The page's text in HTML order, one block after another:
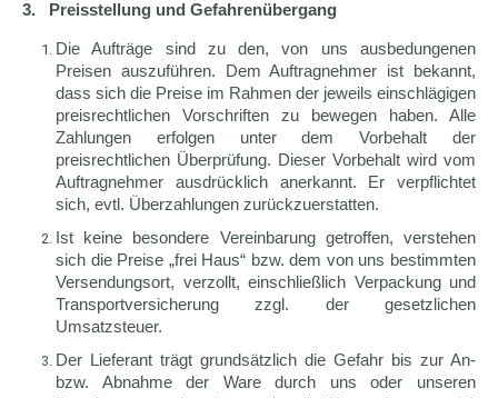
3. Preisstellung und Gefahrenübergang
Die Aufträge sind zu den, von uns ausbedungenen
Preisen auszuführen. Dem Auftragnehmer ist bekannt,
dass sich die Preise im Rahmen der jeweils einschlägigen
preisrechtlichen Vorschriften zu bewegen haben. Alle
Zahlungen erfolgen unter dem Vorbehalt der
preisrechtlichen Überprüfung. Dieser Vorbehalt wird vom
Auftragnehmer ausdrücklich anerkannt. Er verpflichtet
sich, evtl. Überzahlungen zurückzuerstatten.
Ist keine besondere Vereinbarung getroffen, verstehen
sich die Preise „frei Haus“ bzw. dem von uns bestimmten
Versendungsort, verzollt, einschließlich Verpackung und
Transportversicherung zzgl. der gesetzlichen
Umsatzsteuer.
Der Lieferant trägt grundsätzlich die Gefahr bis zur An-
bzw. Abnahme der Ware durch uns oder unseren